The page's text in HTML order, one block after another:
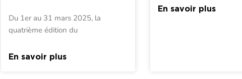
Du 1er au 31 mars 2025, la
quatrième édition du
En savoir plus
En savoir plus